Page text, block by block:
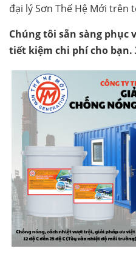
đại lý Sơn Thế Hệ Mới trên
Chúng tôi sẵn sàng phục
tiết kiệm chi phí cho